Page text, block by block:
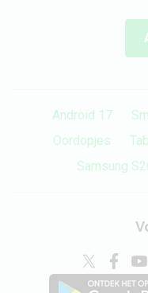
Android 17
Oordopjes
Samsung